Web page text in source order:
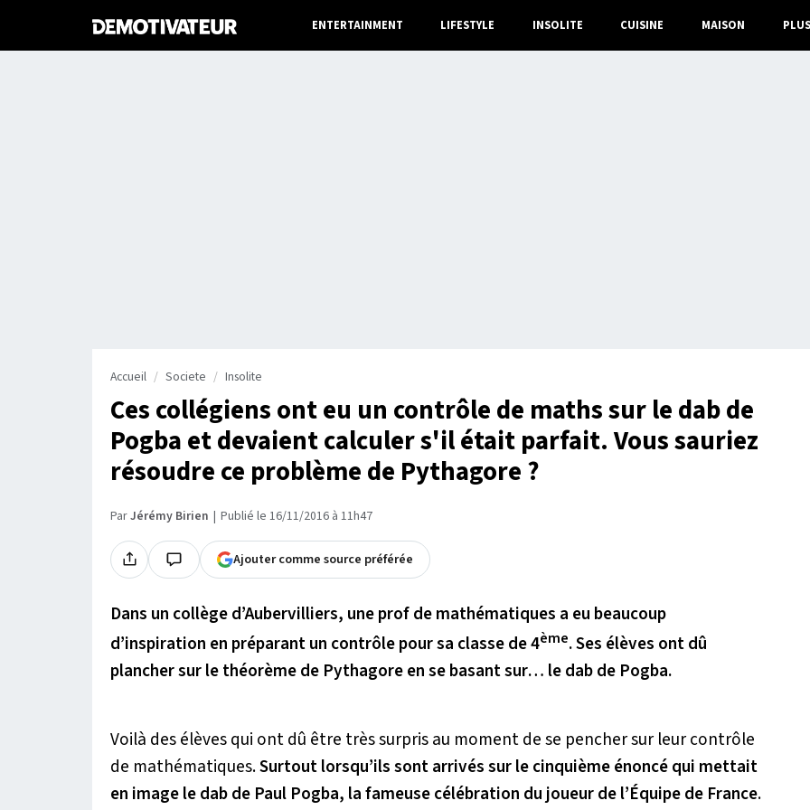
ENTERTAINMENT LIFESTYLE INSOLITE CUISINE MAISON PLUS
Accueil Societe Insolite
Ces collégiens ont eu un contrôle de maths sur le dab de
Pogba et devaient calculer s'il était parfait. Vous sauriez
résoudre ce problème de Pythagore ?
ParJérémy Birien Publié le 16/11/2016 à 11h47
Ajouter comme source préférée
Dans un collège d’Aubervilliers, une prof de mathématiques a eu beaucoup
d’inspiration en préparant un contrôle pour sa classe de 4ème. Ses élèves ont dû
plancher sur le théorème de Pythagore en se basant sur… le dab de Pogba.
Voilà des élèves qui ont dû être très surpris au moment de se pencher sur leur contrôle
de mathématiques.Surtout lorsqu’ils sont arrivés sur le cinquième énoncé qui mettait
en image le dab de Paul Pogba, la fameuse célébration du joueur de l’Équipe de France.